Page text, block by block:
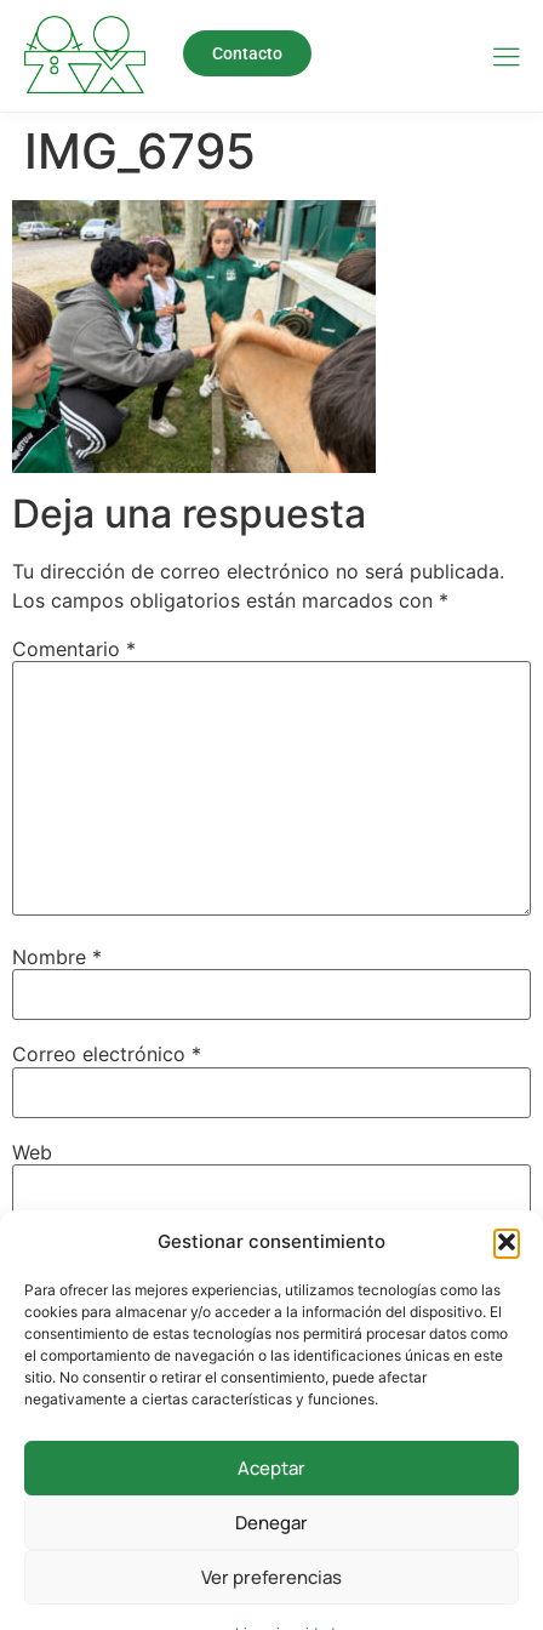
Gestionar consentimiento
Para ofrecer las mejores experiencias, utilizamos tecnologías como las
cookies para almacenar y/o acceder a la información del dispositivo. El
consentimiento de estas tecnologías nos permitirá procesar datos como
el comportamiento de navegación o las identificaciones únicas en este
sitio. No consentir o retirar el consentimiento, puede afectar
negativamente a ciertas características y funciones.
Aceptar
Denegar
Ver preferencias
Contacto
IMG_6795
Deja una respuesta
Tu dirección de correo electrónico no será publicada.
Los campos obligatorios están marcados con *
Comentario *
Nombre *
Correo electrónico *
Web
navegador para la próxima vez que comente.
La Llanilla, 102, 39012 Santander, Cantabria